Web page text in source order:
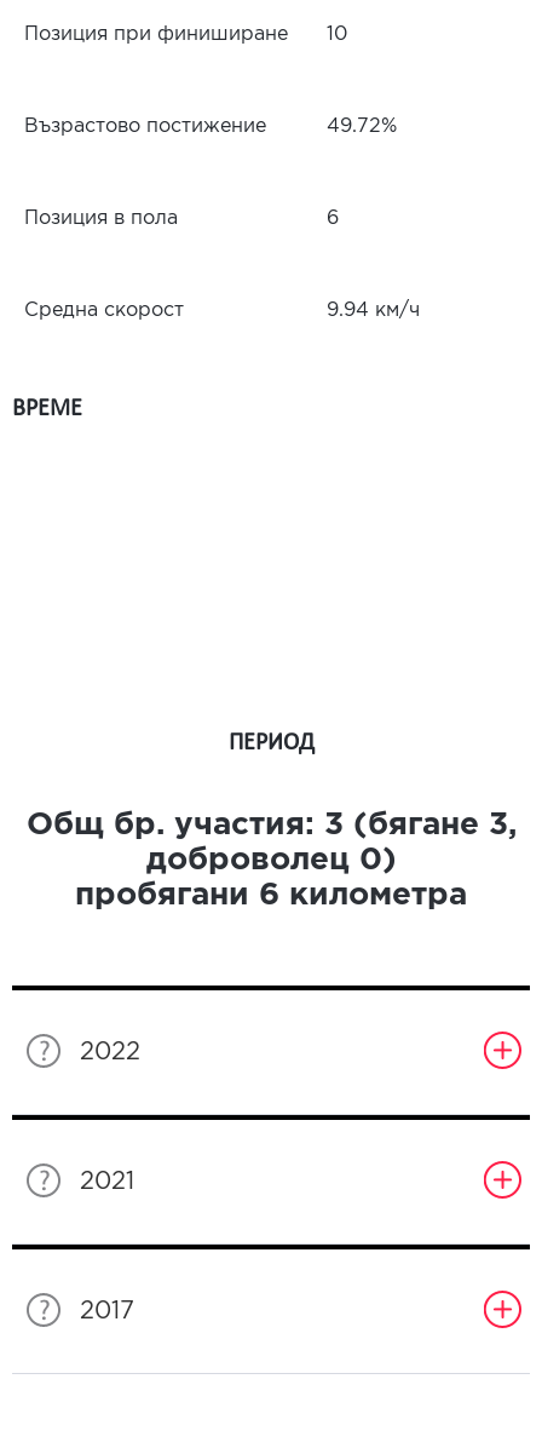
Позиция при финиширане 10
Възрастово постижение 49.72%
Позиция в пола 6
Средна скорост 9.94 км/ч
ВРЕМЕ
ПЕРИОД
Общ бр. участия: 3 (бягане 3,
доброволец 0)
пробягани 6 километра
2022
2021
2017